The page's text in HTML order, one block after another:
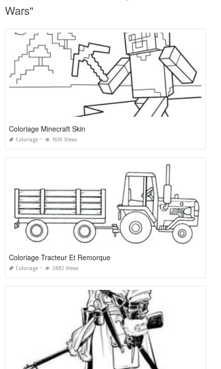
Wars"
Coloriage Minecraft Skin
Coloriage 1610 Views
Coloriage Tracteur Et Remorque
Coloriage 2882 Views